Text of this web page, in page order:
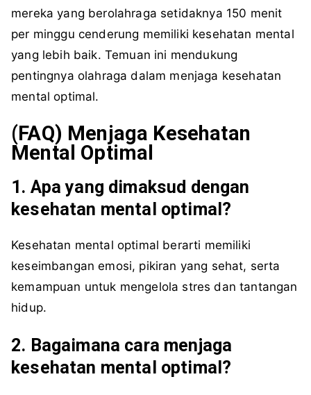
mereka yang berolahraga setidaknya 150 menit
per minggu cenderung memiliki kesehatan mental
yang lebih baik. Temuan ini mendukung
pentingnya olahraga dalam menjaga kesehatan
mental optimal.
(FAQ) Menjaga Kesehatan
Mental Optimal
1. Apa yang dimaksud dengan
kesehatan mental optimal?
Kesehatan mental optimal berarti memiliki
keseimbangan emosi, pikiran yang sehat, serta
kemampuan untuk mengelola stres dan tantangan
hidup.
2. Bagaimana cara menjaga
kesehatan mental optimal?